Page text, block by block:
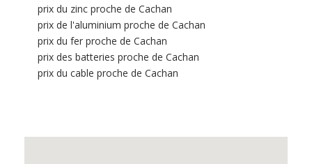
prix du zinc proche de Cachan
prix de l'aluminium proche de Cachan
prix du fer proche de Cachan
prix des batteries proche de Cachan
prix du cable proche de Cachan